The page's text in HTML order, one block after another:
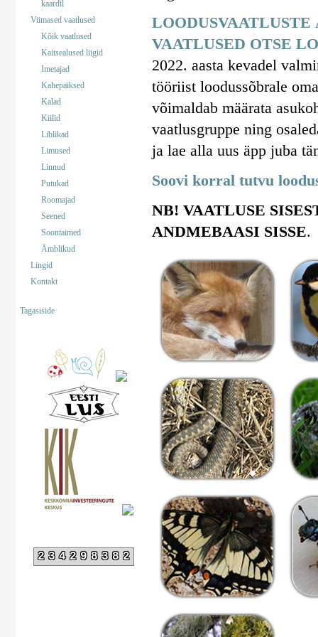
kaardil
Viimased vaatlused
Kõik vaatlused
Kaitsealused liigid
Imetajad
Kahepaiksed
Kalad
Kiilid
Liblikad
Limused
Linnud
Putukad
Roomajad
Seened
Soontaimed
Ämblikud
Lingid
Kontakt
Tagasiside
234298382
VAATLUSED OTSE
2022. aasta kevadel
tööriist loodussõbrale
võimaldab määrata
vaatlusgruppe ning
ja lae alla uus äpp juba
Soovi korral tutvu
NB! VAATLUSE
ANDMEBAASI SISSE.